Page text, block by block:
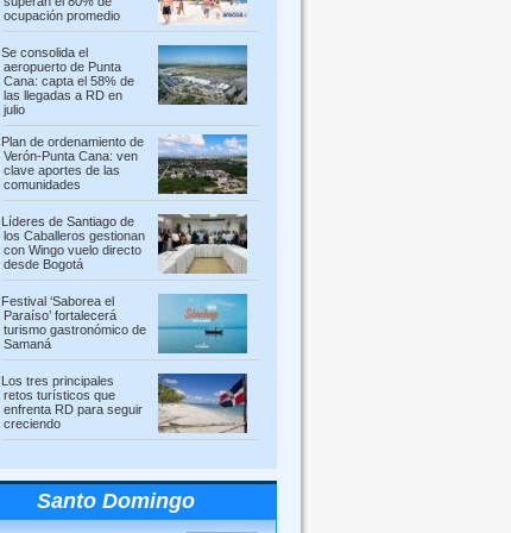
ocupación promedio
Se consolida el
aeropuerto de Punta
Cana: capta el 58% de
las llegadas a RD en
julio
Plan de ordenamiento de
Verón-Punta Cana: ven
clave aportes de las
comunidades
Líderes de Santiago de
los Caballeros gestionan
con Wingo vuelo directo
desde Bogotá
Festival ‘Saborea el
Paraíso’ fortalecerá
turismo gastronómico de
Samaná
Los tres principales
retos turísticos que
enfrenta RD para seguir
creciendo
Santo Domingo